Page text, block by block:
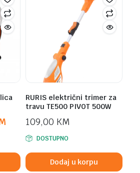
RURIS električni trimer za
travu TE500 PIVOT 500W
109,00 KM
DOSTUPNO
Dodaj u korpu